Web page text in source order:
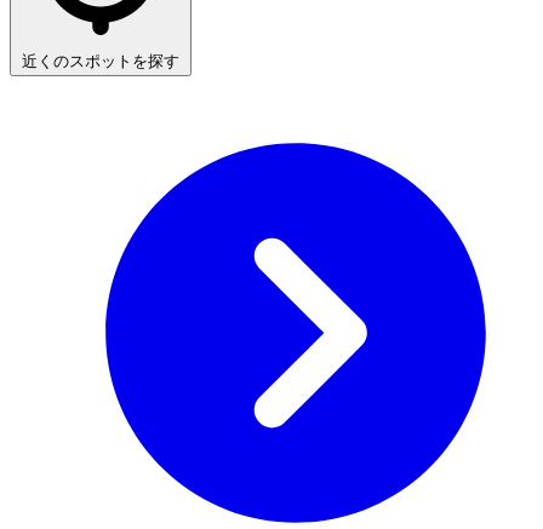
近くのスポットを探す